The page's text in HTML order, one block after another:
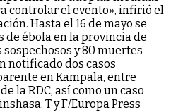
controlar el evento», infirió el
Hasta el 16 de mayo se
de ébola en la provincia de
sospechosos y 80 muertes
notificado dos casos
en Kampala, entre
la RDC, así como un caso
T y F/Europa Press